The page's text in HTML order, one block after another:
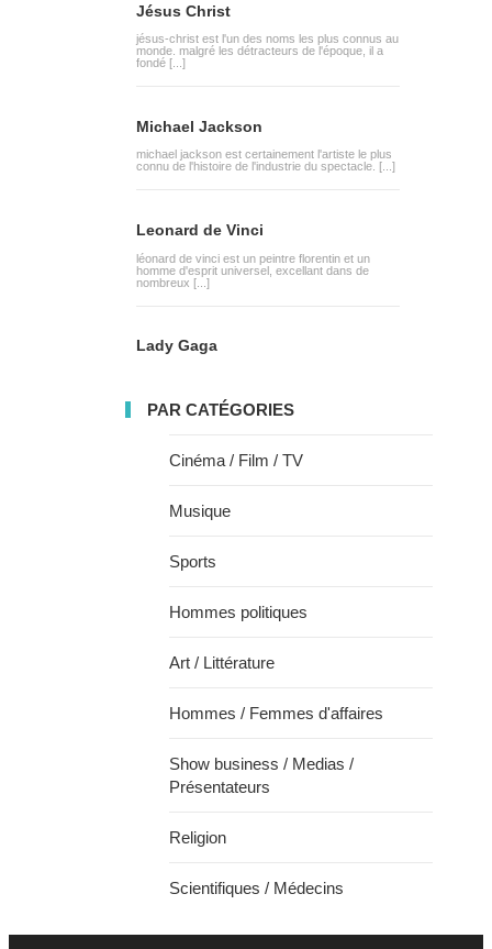
Jésus Christ
jésus-christ est l'un des noms les plus connus au
monde. malgré les détracteurs de l'époque, il a
fondé [...]
Michael Jackson
michael jackson est certainement l'artiste le plus
connu de l'histoire de l'industrie du spectacle. [...]
Leonard de Vinci
léonard de vinci est un peintre florentin et un
homme d'esprit universel, excellant dans de
nombreux [...]
Lady Gaga
PAR CATÉGORIES
Cinéma / Film / TV
Musique
Sports
Hommes politiques
Art / Littérature
Hommes / Femmes d'affaires
Show business / Medias /
Présentateurs
Religion
Scientifiques / Médecins